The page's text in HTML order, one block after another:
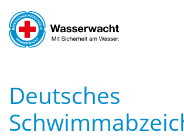
Skip to main content
Deutsches